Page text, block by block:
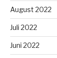
August 2022
Juli 2022
Juni 2022